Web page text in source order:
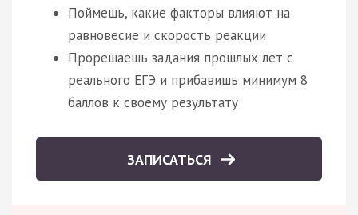
Поймешь, какие факторы влияют на
равновесие и скорость реакции
Прорешаешь задания прошлых лет с
реального ЕГЭ и прибавишь минимум 8
баллов к своему результату
ЗАПИСАТЬСЯ